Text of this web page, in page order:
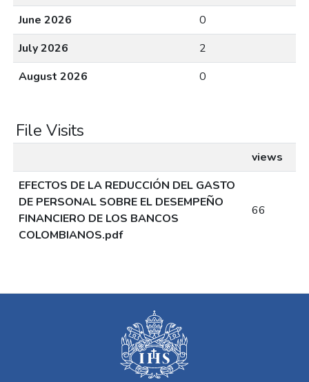
June 2026
0
July 2026
2
August 2026
0
File Visits
views
EFECTOS DE LA REDUCCIÓN DEL GASTO
DE PERSONAL SOBRE EL DESEMPEÑO
FINANCIERO DE LOS BANCOS
COLOMBIANOS.pdf
66